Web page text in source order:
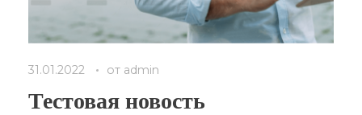
31.01.2022 от admin
Тестовая новость